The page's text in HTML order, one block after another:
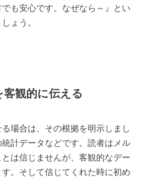
も安心です。なぜなら～』とい
ょう。
客観的に伝える
場合は、その根拠を明示しまし
計データなどです。読者はメル
は信じませんが、客観的なデー
。そして信じてくれた時に初め